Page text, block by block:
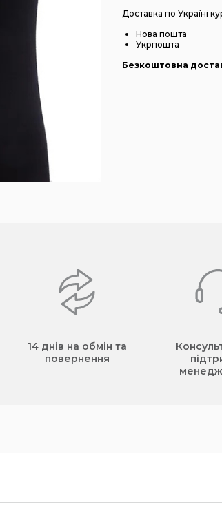
Доставка по Україні
Нова пошта
Укрпошта
Безкоштовна
14 днів на обмін та
повернення